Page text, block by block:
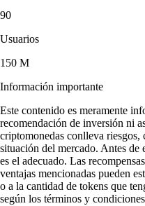
90
Usuarios
150 M
Información importante
Este contenido es meramente
recomendación de inversión ni
criptomonedas conlleva
situación del mercado. Antes de
es el adecuado. Las
ventajas mencionadas pueden
o a la cantidad de tokens que
según los términos y